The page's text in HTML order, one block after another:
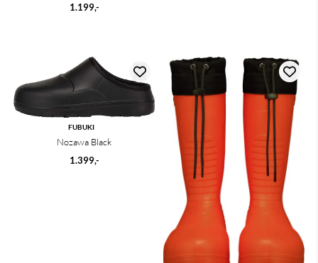
1.199,-
FUBUKI
Nozawa Black
1.399,-